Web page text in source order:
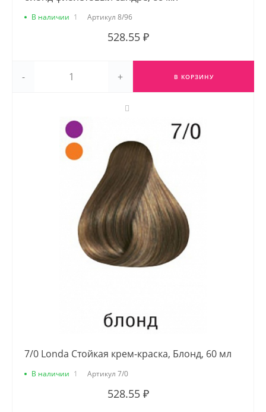
В наличии 1 Артикул 8/96
528.55 ₽
- + В КОРЗИНУ
7/0 Londa Стойкая крем-краска, Блонд, 60 мл
В наличии 1 Артикул 7/0
528.55 ₽